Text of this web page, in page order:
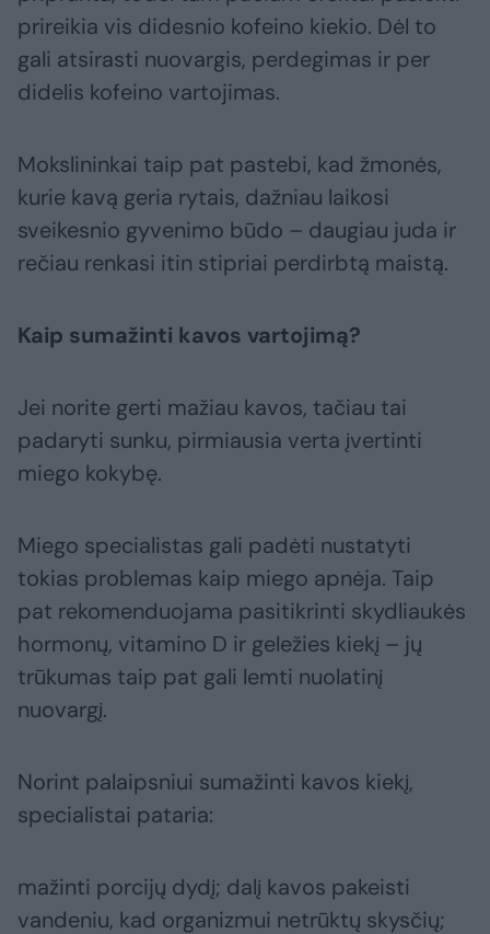
prireikia vis didesnio kofeino kiekio. Dėl to
gali atsirasti nuovargis, perdegimas ir per
didelis kofeino vartojimas.
Mokslininkai taip pat pastebi, kad žmonės,
kurie kavą geria rytais, dažniau laikosi
sveikesnio gyvenimo būdo – daugiau juda ir
rečiau renkasi itin stipriai perdirbtą maistą.
Kaip sumažinti kavos vartojimą?
Jei norite gerti mažiau kavos, tačiau tai
padaryti sunku, pirmiausia verta įvertinti
miego kokybę.
Miego specialistas gali padėti nustatyti
tokias problemas kaip miego apnėja. Taip
pat rekomenduojama pasitikrinti skydliaukės
hormonų, vitamino D ir geležies kiekį – jų
trūkumas taip pat gali lemti nuolatinį
nuovargį.
Norint palaipsniui sumažinti kavos kiekį,
specialistai pataria:
mažinti porcijų dydį; dalį kavos pakeisti
vandeniu, kad organizmui netrūktų skysčių;